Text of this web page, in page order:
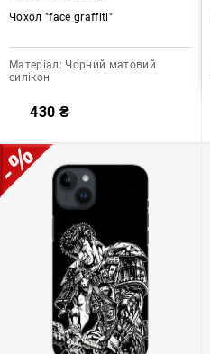
Чохол "face graffiti"
Матеріал: Чорний матовий
силікон
430 ₴